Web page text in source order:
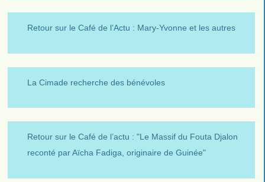
Retour sur le Café de l’Actu : Mary-Yvonne et les autres
La Cimade recherche des bénévoles
Retour sur le Café de l’actu : "Le Massif du Fouta Djalon
reconté par Aïcha Fadiga, originaire de Guinée"